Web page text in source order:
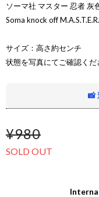
ソーマ社 マスター 忍者
Soma knock off
サイズ：高さ約センチ
状態を写真にてご確認くだ
📸
¥980
SOLD OUT